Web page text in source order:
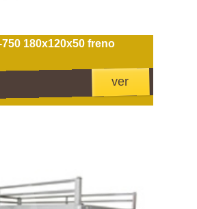
180x120x50 freno
ver